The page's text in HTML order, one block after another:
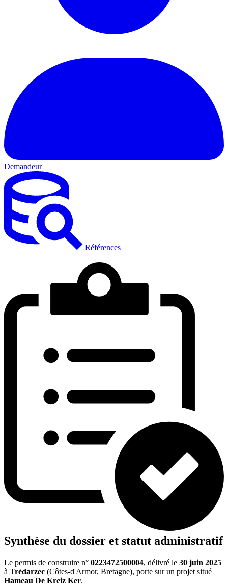
Demandeur
Références
Synthèse du dossier et statut administratif
Le permis de construire n° 0223472500004, délivré le 30 juin 2025
à Trédarzec (Côtes-d'Armor, Bretagne), porte sur un projet situé
Hameau De Kreiz Ker.